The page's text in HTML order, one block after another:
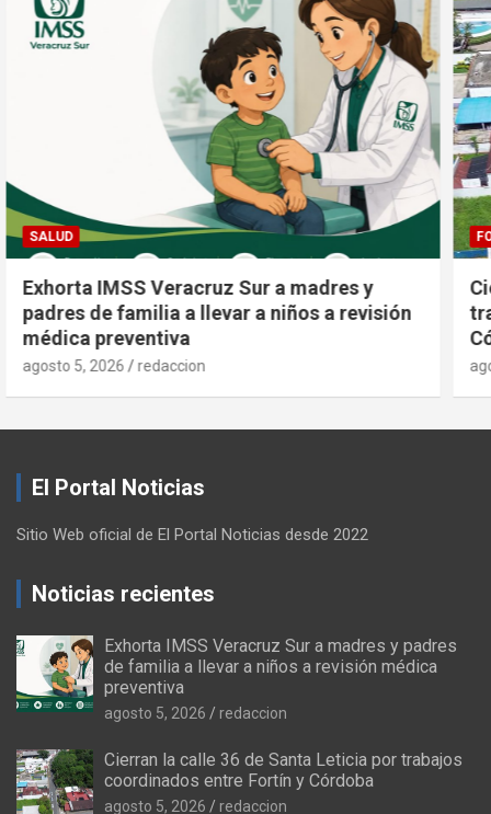
FORTÍN
Cierran la calle 36 de Santa Leticia por
trabajos coordinados entre Fortín y
Córdoba
agosto 5, 2026 redaccion
El Portal Noticias
Sitio Web oficial de El Portal Noticias desde 2022
Noticias recientes
Exhorta IMSS Veracruz Sur a madres y padres
de familia a llevar a niños a revisión médica
preventiva
agosto 5, 2026 redaccion
Cierran la calle 36 de Santa Leticia por trabajos
coordinados entre Fortín y Córdoba
agosto 5, 2026 redaccion